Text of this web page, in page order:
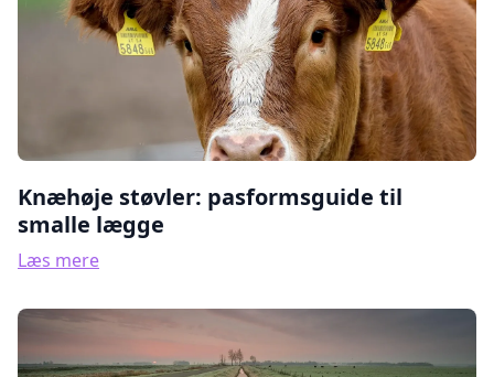
Knæhøje støvler: pasformsguide til
smalle lægge
Læs mere